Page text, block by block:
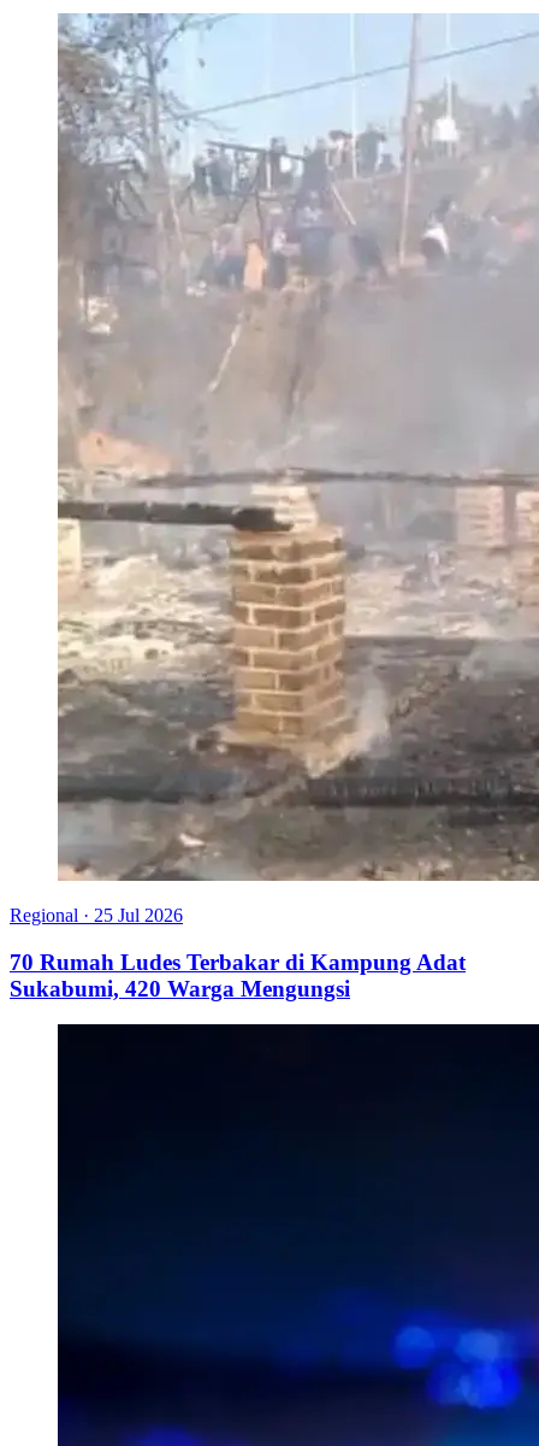
Regional · 25 Jul 2026
70 Rumah Ludes Terbakar di Kampung Adat
Sukabumi, 420 Warga Mengungsi